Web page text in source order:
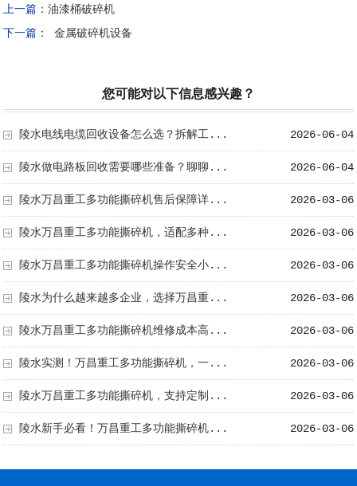
上一篇：油漆桶破碎机
下一篇：
金属破碎机设备
您可能对以下信息感兴趣？
2026-06-04
陵水电线电缆回收设备怎么选？拆解工...
2026-06-04
陵水做电路板回收需要哪些准备？聊聊...
2026-03-06
陵水万昌重工多功能撕碎机售后保障详...
2026-03-06
陵水万昌重工多功能撕碎机，适配多种...
2026-03-06
陵水万昌重工多功能撕碎机操作安全小...
2026-03-06
陵水为什么越来越多企业，选择万昌重...
2026-03-06
陵水万昌重工多功能撕碎机维修成本高...
2026-03-06
陵水实测！万昌重工多功能撕碎机，一...
2026-03-06
陵水万昌重工多功能撕碎机，支持定制...
2026-03-06
陵水新手必看！万昌重工多功能撕碎机...